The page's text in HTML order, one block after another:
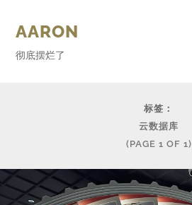
AARON
彻底摆烂了
标签：
云数据库
(PAGE 1 OF 1)